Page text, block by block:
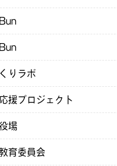
りラボ
援プロジェクト
場
育委員会